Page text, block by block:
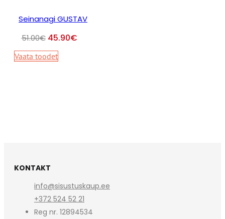
Seinanagi GUSTAV
51.00€ 45.90€
Vaata toodet
KONTAKT
info@sisustuskaup.ee
+372 524 52 21
Reg nr. 12894534